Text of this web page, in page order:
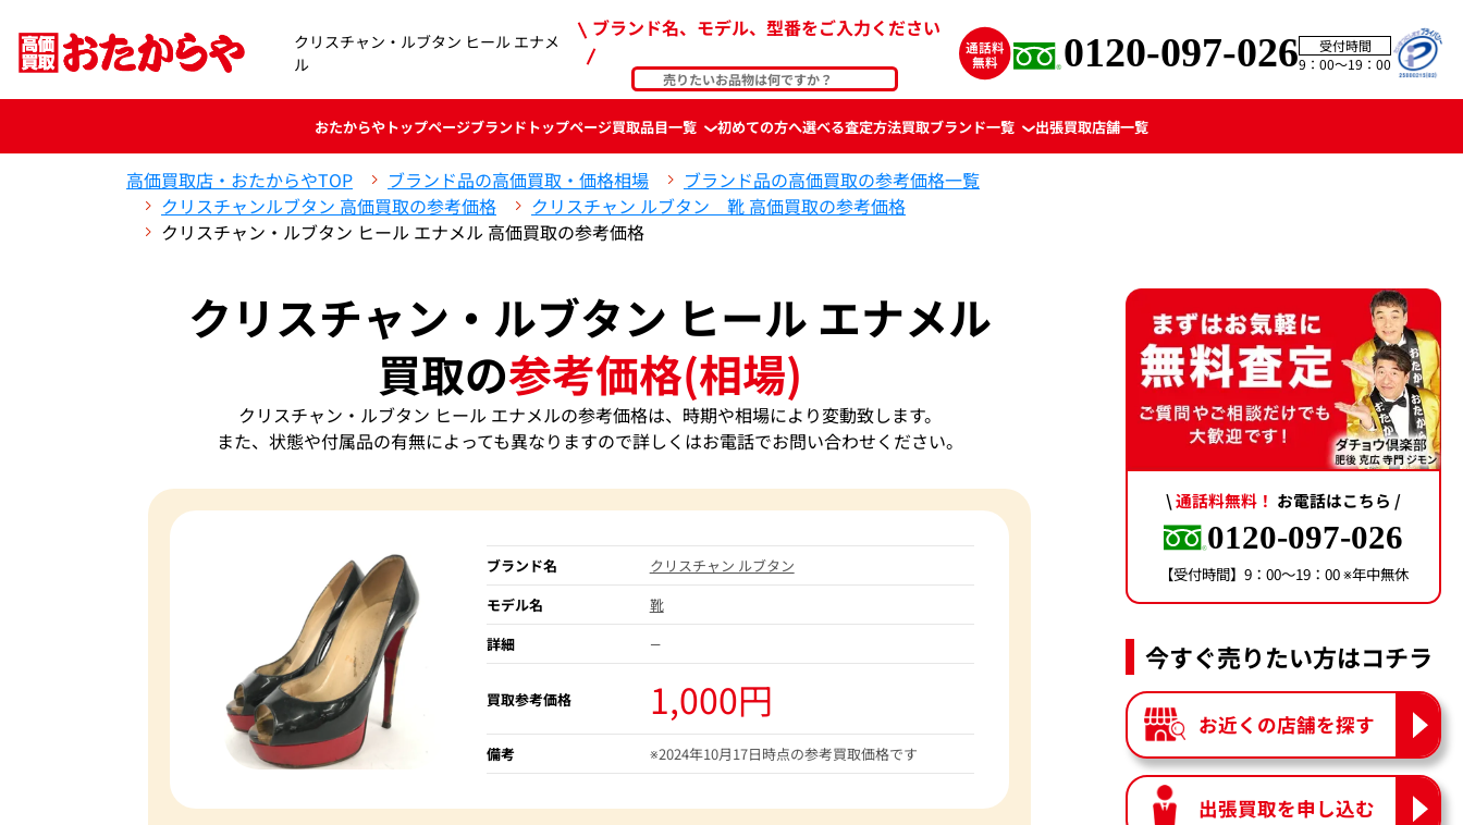
クリスチャン・ルブタン ヒール エナメ
ル
ブランド名、モデル、型番をご入力ください
0120-097-026
受付時間
9：00〜19：00
おたからやトップページブランド トップページ買取品目一覧 初めての方へ選べる査定方法買取ブランド一覧 出張買取店舗一覧
高価買取店・おたからやTOP ブランド品の高価買取・価格相場
ブランド品の高価買取の参考価格一覧
クリスチャンルブタン 高価買取の参考価格
クリスチャン ルブタン 靴 高価買取の参考価格
クリスチャン・ルブタン ヒール エナメル 高価買取の参考価格
クリスチャン・ルブタン ヒール エナメル
買取の参考価格(相場)
クリスチャン・ルブタン ヒール エナメルの参考価格は、時期や相場により変動致します。
また、状態や付属品の有無によっても異なりますので詳しくはお電話でお問い合わせください。
ブランド名
クリスチャン ルブタン
モデル名
靴
詳細
―
買取参考価格 1,000円
備考 ※2024年10月17日時点の参考買取価格です
\通話料無料！ お電話はこちら /
0120-097-026
【受付時間】9：00〜19：00 ※年中無休
今すぐ売りたい方はコチラ
お近くの店舗を探す
出張買取を申し込む